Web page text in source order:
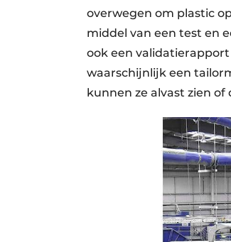
overwegen om plastic
middel van een test en
ook een
waarschijnlijk een
kunnen ze alvast zien